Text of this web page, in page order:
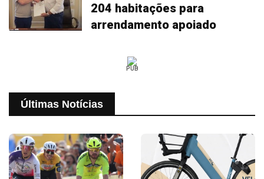
204 habitações para
arrendamento apoiado
PUB
Últimas Notícias